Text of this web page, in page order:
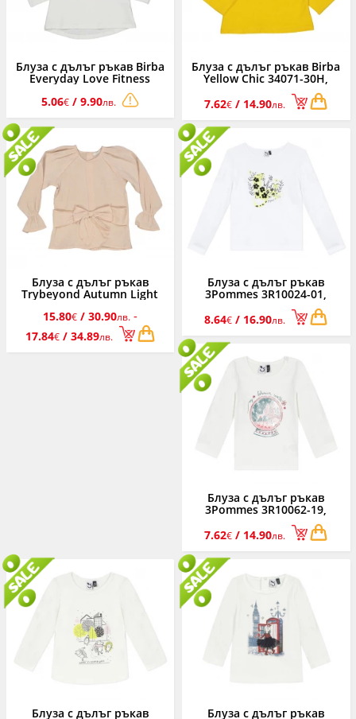
Блуза с дълъг ръкав Birba
Everyday Love Fitness
34026-10E, момиче, 6-30 м.
5.06€/ 9.90лв.
Блуза с дълъг ръкав Birba
Yellow Chic 34071-30H,
7.62€ / 14.90лв.
Блуза с дълъг ръкав
Trybeyond Autumn Light
15.80€/ 30.90лв. -
17.84€/ 34.89лв.
Блуза с дълъг ръкав
3Pommes 3R10024-01,
8.64€ / 16.90лв.
Блуза с дълъг ръкав
3Pommes 3R10062-19,
момиче, 6 м.-3 г.
7.62€ / 14.90лв.
Блуза с дълъг ръкав Блуза с дълъг ръкав